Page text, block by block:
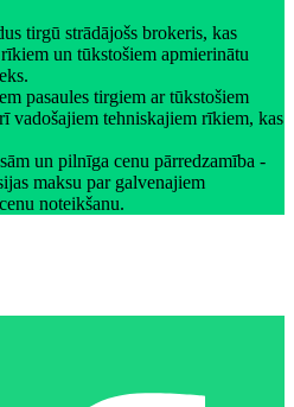
tirgū strādājošs brokeris, kas
un tūkstošiem apmierinātu
pasaules tirgiem ar tūkstošiem
vadošajiem tehniskajiem rīkiem, kas
un pilnīga cenu pārredzamība -
maksu par galvenajiem
noteikšanu.